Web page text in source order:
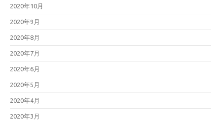
2020年10月
2020年9月
2020年8月
2020年7月
2020年6月
2020年5月
2020年4月
2020年3月